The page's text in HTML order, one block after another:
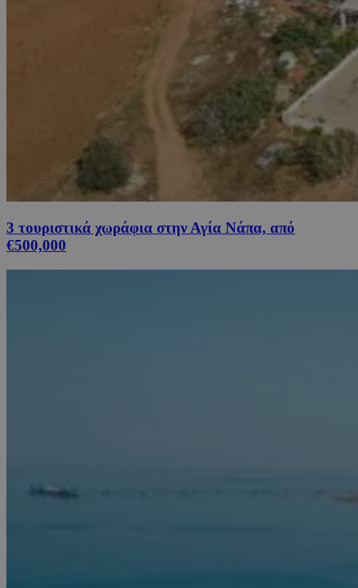
3 τουριστικά χωράφια στην Αγία Νάπα, από
€500,000